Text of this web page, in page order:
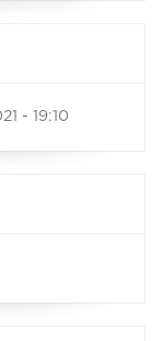
- 19:10